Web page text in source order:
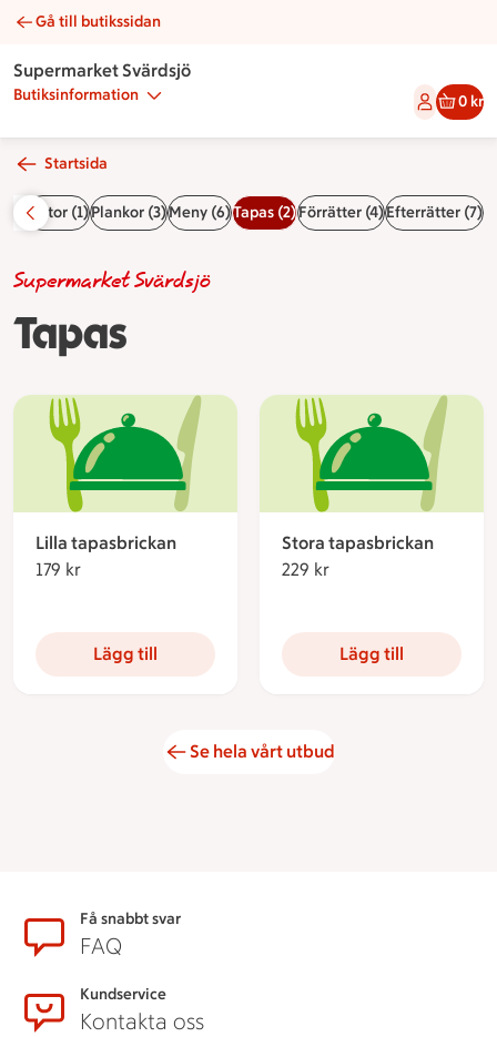
Tapas | Catering Supermarket Svärdsjö
Gå till butikssidan
Supermarket Svärdsjö
Butiksinformation 0 kr
Startsida
Tårtor (1)Plankor (3)Meny (6)Tapas (2)Förrätter (4)Efterrätter (7)
Tapas
Supermarket Svärdsjö
Lilla tapasbrickan
179 kr
Lägg till
Stora tapasbrickan
229 kr
Lägg till
Se hela vårt utbud
SidfotFå snabbt svar
FAQ
Kundservice
Kontakta oss